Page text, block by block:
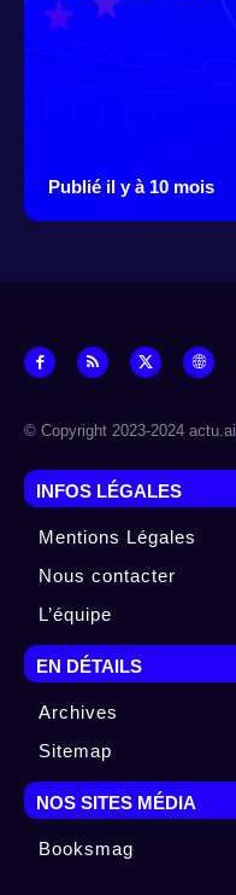
Publié il y à 10 mois
© Copyright 2023-2024 actu.ai
INFOS LÉGALES
Mentions Légales
Nous contacter
L’équipe
EN DÉTAILS
Archives
Sitemap
NOS SITES MÉDIA
Booksmag